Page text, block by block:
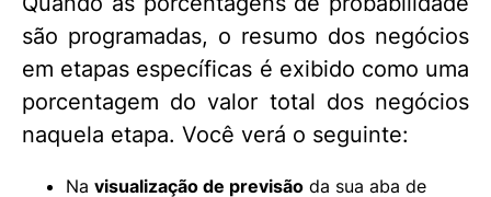
são programadas, o resumo dos negócios
em etapas específicas é exibido como uma
porcentagem do valor total dos negócios
naquela etapa. Você verá o seguinte:
Na visualização de previsão da sua aba de